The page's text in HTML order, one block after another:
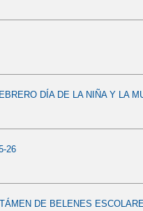
DÍA DE LA NIÑA Y LA
26
DE BELENES